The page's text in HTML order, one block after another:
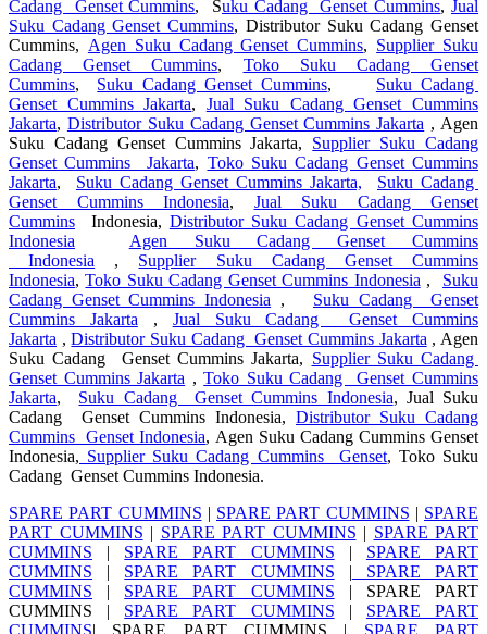
Cadang Genset Cummins, Suku Cadang Genset Cummins,Jual
Suku Cadang Genset Cummins, Distributor Suku Cadang Genset
Cummins, Agen Suku Cadang Genset Cummins, Supplier Suku
Cadang Genset Cummins, Toko Suku Cadang Genset
Cummins, Suku Cadang Genset Cummins, Suku Cadang
Genset Cummins Jakarta, Jual Suku Cadang Genset Cummins
Jakarta, Distributor Suku Cadang Genset Cummins Jakarta , Agen
Suku Cadang Genset Cummins Jakarta, Supplier Suku Cadang
Genset Cummins Jakarta, Toko Suku Cadang Genset Cummins
Jakarta, Suku Cadang Genset Cummins Jakarta,
Suku Cadang
Genset Cummins Indonesia, Jual Suku Cadang Genset
Cummins Indonesia, Distributor Suku Cadang Genset Cummins
Indonesia
Agen Suku Cadang Genset Cummins
Indonesia , Supplier Suku Cadang Genset Cummins
Indonesia,Toko Suku Cadang Genset Cummins Indonesia , Suku
Cadang Genset Cummins Indonesia , Suku Cadang Genset
Cummins Jakarta , Jual Suku Cadang Genset Cummins
Jakarta ,Distributor Suku Cadang Genset Cummins Jakarta , Agen
Suku Cadang Genset Cummins Jakarta, Supplier Suku Cadang
Genset Cummins Jakarta ,Toko Suku Cadang Genset Cummins
Jakarta, Suku Cadang Genset Cummins Indonesia, Jual Suku
Cadang Genset Cummins Indonesia, Distributor Suku Cadang
Cummins Genset Indonesia, Agen Suku Cadang Cummins Genset
Indonesia, Supplier Suku Cadang Cummins Genset, Toko Suku
Cadang Genset Cummins Indonesia.
SPARE PART CUMMINS | SPARE PART CUMMINS | SPARE
PART CUMMINS | SPARE PART CUMMINS | SPARE PART
CUMMINS | SPARE PART CUMMINS | SPARE PART
CUMMINS | SPARE PART CUMMINS | SPARE PART
CUMMINS | SPARE PART CUMMINS | SPARE PART
CUMMINS | SPARE PART CUMMINS | SPARE PART
CUMMINS| SPARE PART CUMMINS | SPARE PART